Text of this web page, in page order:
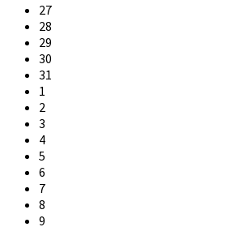
Skip
calendar
days
27
28
29
30
31
1
2
3
4
5
6
7
8
9